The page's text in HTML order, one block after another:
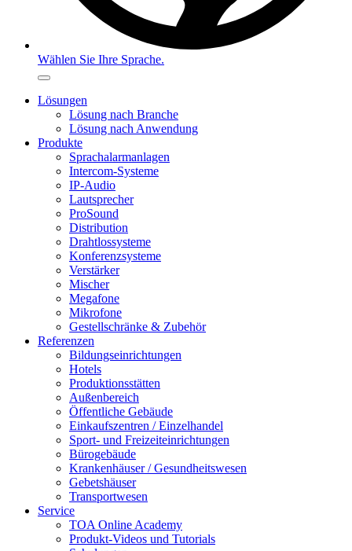
Wählen Sie Ihre Sprache.
Lösungen
Lösung nach Branche
Lösung nach Anwendung
Produkte
Sprachalarmanlagen
Intercom-Systeme
IP-Audio
Lautsprecher
ProSound
Distribution
Drahtlossysteme
Konferenzsysteme
Verstärker
Mischer
Megafone
Mikrofone
Gestellschränke & Zubehör
Referenzen
Bildungseinrichtungen
Hotels
Produktionsstätten
Außenbereich
Öffentliche Gebäude
Einkaufszentren / Einzelhandel
Sport- und Freizeiteinrichtungen
Bürogebäude
Krankenhäuser / Gesundheitswesen
Gebetshäuser
Transportwesen
Service
TOA Online Academy
Produkt-Videos und Tutorials